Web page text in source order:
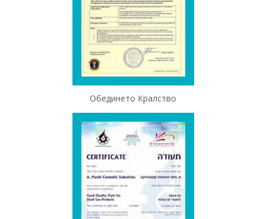
Обединето Кралство